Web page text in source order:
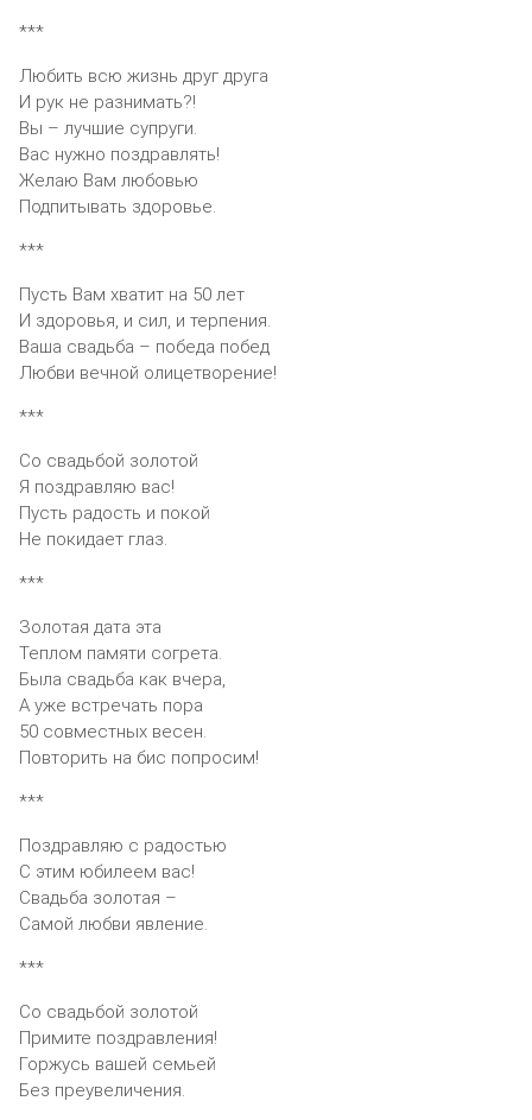
***
Любить всю жизнь друг друга
И рук не разнимать?!
Вы – лучшие супруги.
Вас нужно поздравлять!
Желаю Вам любовью
Подпитывать здоровье.
***
Пусть Вам хватит на 50 лет
И здоровья, и сил, и терпения.
Ваша свадьба – победа побед
Любви вечной олицетворение!
***
Со свадьбой золотой
Я поздравляю вас!
Пусть радость и покой
Не покидает глаз.
***
Золотая дата эта
Теплом памяти согрета.
Была свадьба как вчера,
А уже встречать пора
50 совместных весен.
Повторить на бис попросим!
***
Поздравляю с радостью
С этим юбилеем вас!
Свадьба золотая –
Самой любви явление.
***
Со свадьбой золотой
Примите поздравления!
Горжусь вашей семьей
Без преувеличения.